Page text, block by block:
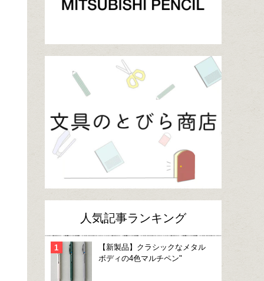
人気記事ランキング
【新製品】クラシックなメタル
ボディの4色マルチペン"